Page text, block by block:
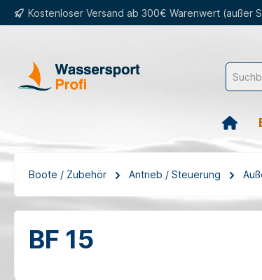
Zur Hauptnavigation springen
Kostenloser Versand ab 300€ Warenwert (außer
Boote / Zubehör Antrieb / Steuerung
BF 15